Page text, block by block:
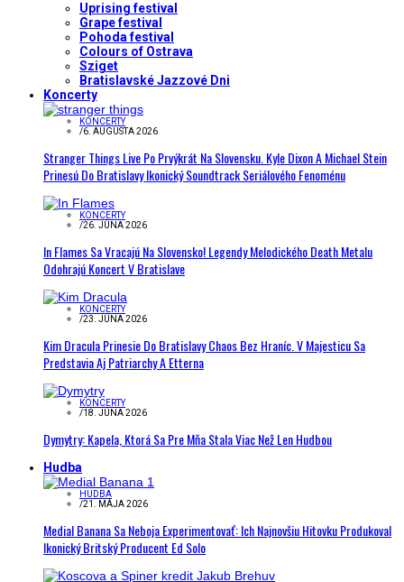
Uprising festival
Grape festival
Pohoda festival
Colours of Ostrava
Sziget
Bratislavské Jazzové Dni
Koncerty
KONCERTY
/6. AUGUSTA 2026
Stranger Things Live Po Prvýkrát Na Slovensku. Kyle Dixon A Michael Stein
Prinesú Do Bratislavy Ikonický Soundtrack Seriálového Fenoménu
KONCERTY
/26. JÚNA 2026
In Flames Sa Vracajú Na Slovensko! Legendy Melodického Death Metalu
Odohrajú Koncert V Bratislave
KONCERTY
/23. JÚNA 2026
Kim Dracula Prinesie Do Bratislavy Chaos Bez Hraníc. V Majesticu Sa
Predstavia Aj Patriarchy A Etterna
KONCERTY
/18. JÚNA 2026
Dymytry: Kapela, Ktorá Sa Pre Mňa Stala Viac Než Len Hudbou
Hudba
HUDBA
/21. MÁJA 2026
Medial Banana Sa Neboja Experimentovať: Ich Najnovšiu Hitovku Produkoval
Ikonický Britský Producent Ed Solo